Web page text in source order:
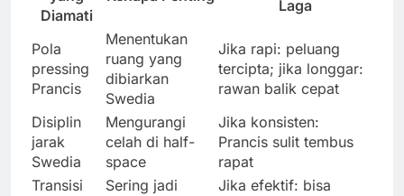
Diamati
Laga
Pola
pressing
Prancis
Menentukan
ruang yang
dibiarkan
Swedia
Jika rapi: peluang
tercipta; jika longgar:
rawan balik cepat
Disiplin
jarak
Swedia
Mengurangi
celah di half-
space
Jika konsisten:
Prancis sulit tembus
rapat
Transisi
Sering jadi
Jika efektif: bisa